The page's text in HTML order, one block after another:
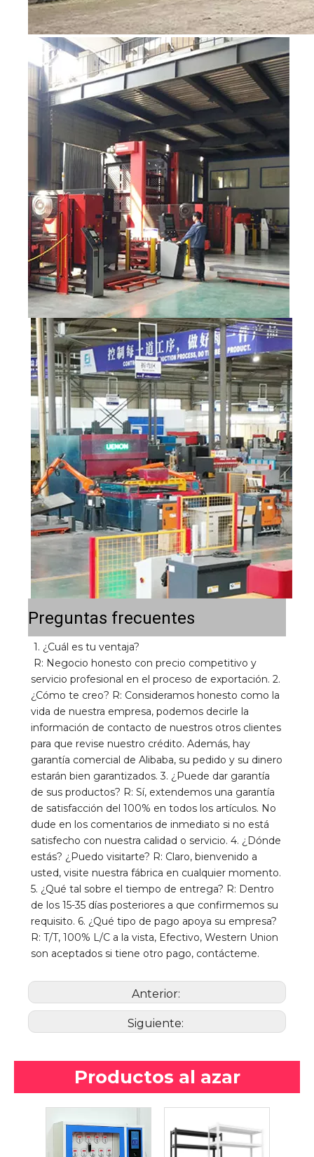
Preguntas frecuentes
1. ¿Cuál es tu ventaja?
R: Negocio honesto con precio competitivo y
servicio profesional en el proceso de exportación. 2.
¿Cómo te creo? R: Consideramos honesto como la
vida de nuestra empresa, podemos decirle la
información de contacto de nuestros otros clientes
para que revise nuestro crédito. Además, hay
garantía comercial de Alibaba, su pedido y su dinero
estarán bien garantizados. 3. ¿Puede dar garantía
de sus productos? R: Sí, extendemos una garantía
de satisfacción del 100% en todos los artículos. No
dude en los comentarios de inmediato si no está
satisfecho con nuestra calidad o servicio. 4. ¿Dónde
estás? ¿Puedo visitarte? R: Claro, bienvenido a
usted, visite nuestra fábrica en cualquier momento.
5. ¿Qué tal sobre el tiempo de entrega? R: Dentro
de los 15-35 días posteriores a que confirmemos su
requisito. 6. ¿Qué tipo de pago apoya su empresa?
R: T/T, 100% L/C a la vista, Efectivo, Western Union
son aceptados si tiene otro pago, contácteme.
Anterior:
Siguiente:
Productos al azar